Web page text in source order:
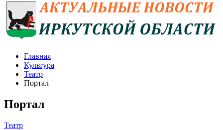
Главная
Культура
Театр
Портал
Портал
Театр